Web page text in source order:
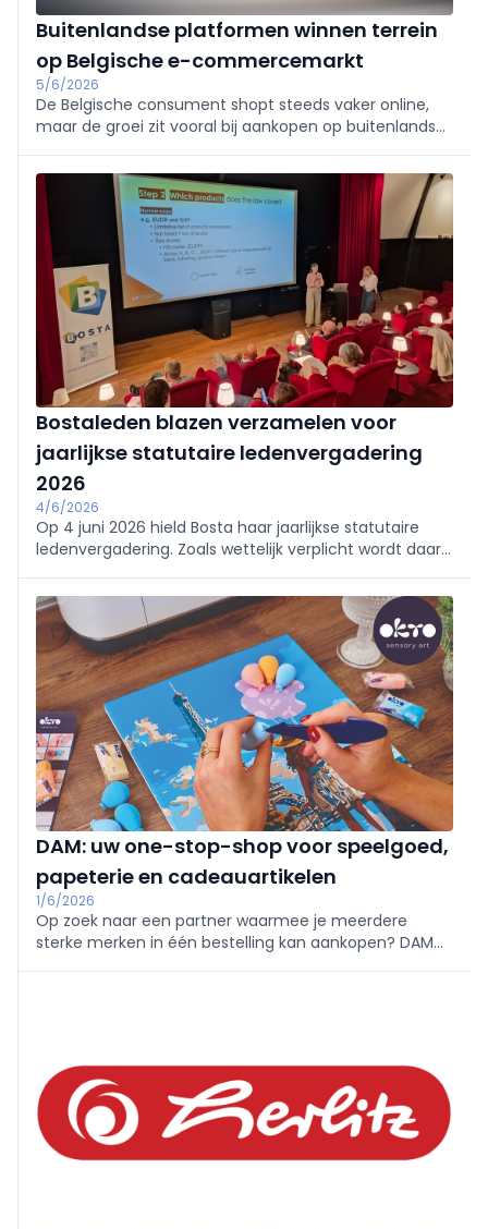
Buitenlandse platformen winnen terrein
op Belgische e-commercemarkt
5/6/2026
De Belgische consument shopt steeds vaker online,
maar de groei zit vooral bij aankopen op buitenlandse
jaarrapport van de e-commercefederatie Becom.
Bostaleden blazen verzamelen voor
jaarlijkse statutaire ledenvergadering
2026
4/6/2026
Op 4 juni 2026 hield Bosta haar jaarlijkse statutaire
ledenvergadering. Zoals wettelijk verplicht wordt daar
dit en volgend jaar. Place to be deze keer was het
prachtige Maison de la Poste op de site van Tour &
Taxis in Brussel.
DAM: uw one-stop-shop voor speelgoed,
papeterie en cadeauartikelen
1/6/2026
Op zoek naar een partner waarmee je meerdere
sterke merken in één bestelling kan aankopen? DAM